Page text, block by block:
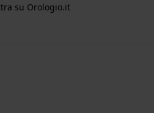
su Orologio.it